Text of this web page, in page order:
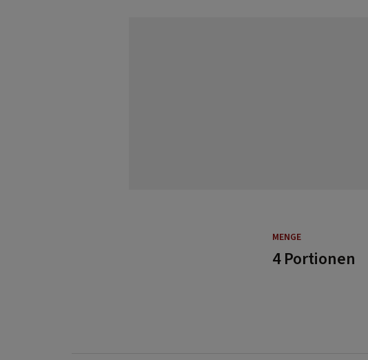
MENGE
4 Portionen